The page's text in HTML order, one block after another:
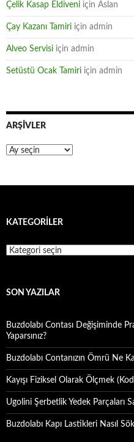
Çelik Kasap Eldiveni için Aslan
Çay Kazanı Tamiri için admin
Alveo Servisi için admin
Setüstü Ocak Tamiri için admin
ARŞIVLER
Arşivler
KATEGORILER
Kategoriler
SON YAZILAR
Buzdolabı Contası Değişiminde
Yaparsınız?
Buzdolabı Contanızın Ömrü Ne
Kayışı Fiziksel Olarak Ölçmek
Ugolini Şerbetlik Yedek Parçaları
Buzdolabı Kapı Lastikleri Nasıl